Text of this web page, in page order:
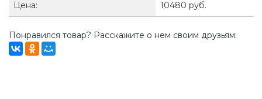
Цена: 10480 руб.
Понравился товар? Расскажите о нем своим друзьям: